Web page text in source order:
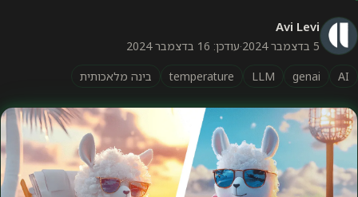
Avi Levi
5 בדצמבר 2024 ·עודכן: 16 בדצמבר 2024
AI
genai
LLM
temperature בינה מלאכותית